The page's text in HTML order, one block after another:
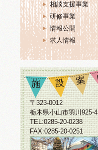
相談支援事業
研修事業
情報公開
求人情報
〒323-0012
栃木県小山市羽川925-4
TEL:0285-20-0238
FAX:0285-20-0251